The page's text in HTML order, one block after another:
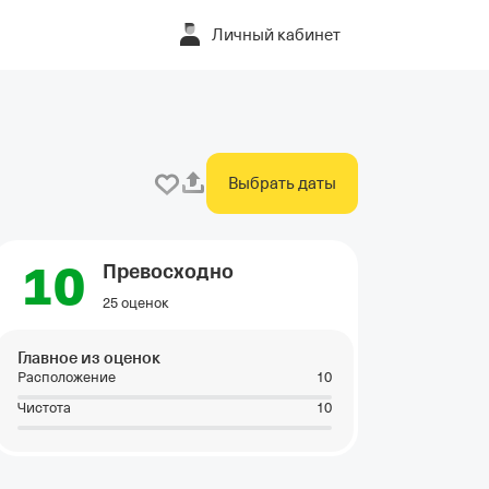
Личный кабинет
Выбрать даты
10 Превосходно
25 оценок
Главное из оценок
Расположение
10
Чистота
10